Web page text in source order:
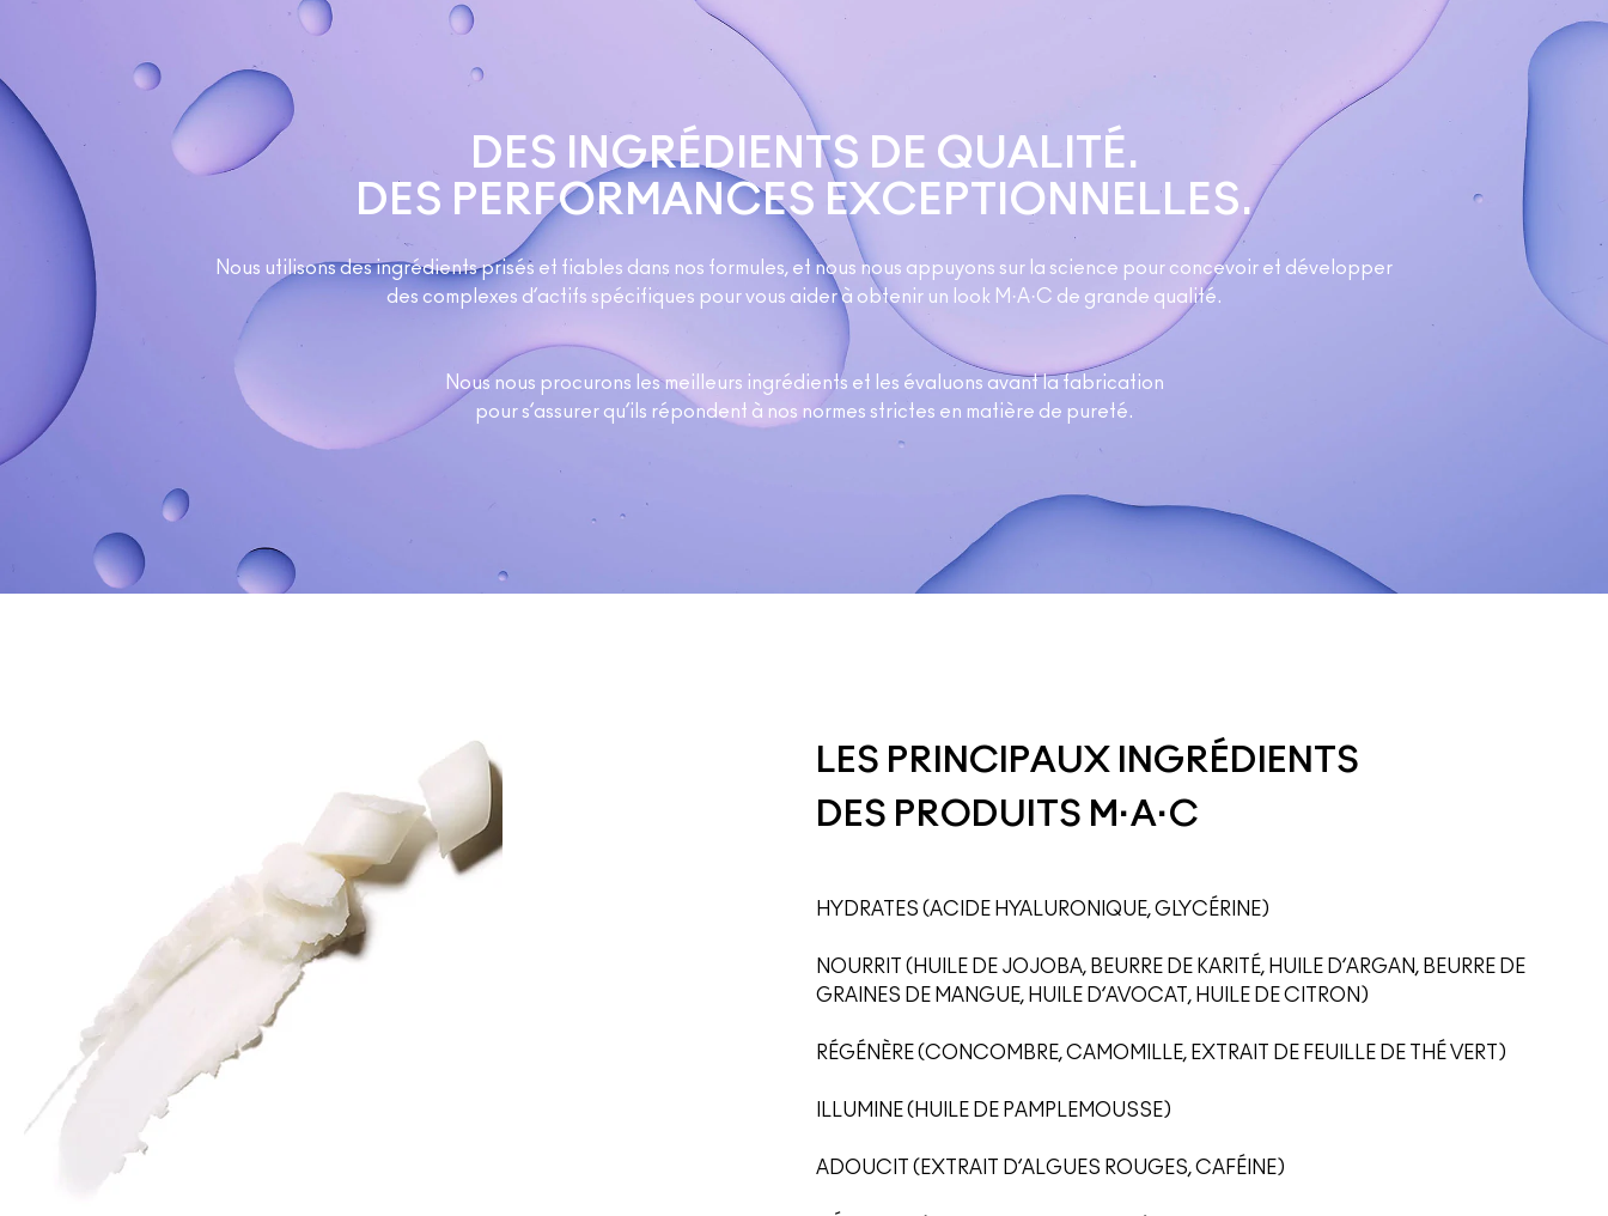
DES INGRÉDIENTS DE QUALITÉ.
DES PERFORMANCES EXCEPTIONNELLES.
Nous utilisons des ingrédients prisés et fiables dans nos formules, et nous nous appuyons sur la science pour concevoir et développer
des complexes d’actifs spécifiques pour vous aider à obtenir un look M·A·C de grande qualité.
Nous nous procurons les meilleurs ingrédients et les évaluons avant la fabrication
pour s’assurer qu’ils répondent à nos normes strictes en matière de pureté.
LES PRINCIPAUX INGRÉDIENTS
DES PRODUITS M·A·C
HYDRATES (ACIDE HYALURONIQUE, GLYCÉRINE)
NOURRIT (HUILE DE JOJOBA, BEURRE DE KARITÉ, HUILE D’ARGAN, BEURRE DE
GRAINES DE MANGUE, HUILE D’AVOCAT, HUILE DE CITRON)
RÉGÉNÈRE (CONCOMBRE, CAMOMILLE, EXTRAIT DE FEUILLE DE THÉ VERT)
ILLUMINE (HUILE DE PAMPLEMOUSSE)
ADOUCIT (EXTRAIT D’ALGUES ROUGES, CAFÉINE)